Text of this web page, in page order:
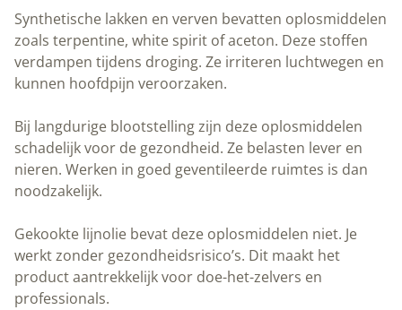
Synthetische lakken en verven bevatten oplosmiddelen
zoals terpentine, white spirit of aceton. Deze stoffen
verdampen tijdens droging. Ze irriteren luchtwegen en
kunnen hoofdpijn veroorzaken.
Bij langdurige blootstelling zijn deze oplosmiddelen
schadelijk voor de gezondheid. Ze belasten lever en
nieren. Werken in goed geventileerde ruimtes is dan
noodzakelijk.
Gekookte lijnolie bevat deze oplosmiddelen niet. Je
werkt zonder gezondheidsrisico’s. Dit maakt het
product aantrekkelijk voor doe-het-zelvers en
professionals.